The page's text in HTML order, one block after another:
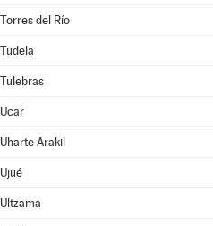
Torres del Río
Tudela
Tulebras
Ucar
Uharte Arakil
Ujué
Ultzama